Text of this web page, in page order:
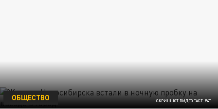
СКРИНШОТ ВИДЕО "АСТ-54"
ОБЩЕСТВО